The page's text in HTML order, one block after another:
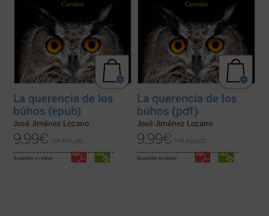
La querencia de los
búhos (epub)
José Jiménez Lozano
9,99€ IVA incluido
disponible en ebook:
La querencia de los
búhos (pdf)
José Jiménez Lozano
9,99€ IVA incluido
disponible en ebook: